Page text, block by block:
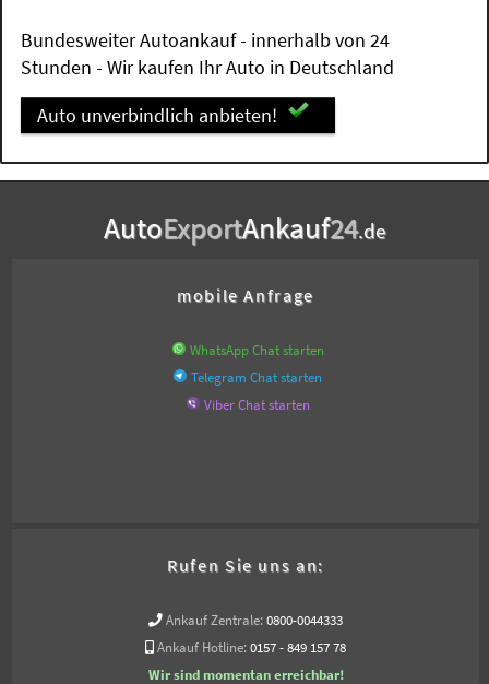
Bundesweiter Autoankauf - innerhalb von 24
Stunden - Wir kaufen Ihr Auto in Deutschland
Auto unverbindlich anbieten!
AutoExportAnkauf24.de
mobile Anfrage
WhatsApp Chat starten
Telegram Chat starten
Viber Chat starten
Rufen Sie uns an:
Ankauf Zentrale: 0800-0044333
Ankauf Hotline: 0157 - 849 157 78
Wir sind momentan erreichbar!